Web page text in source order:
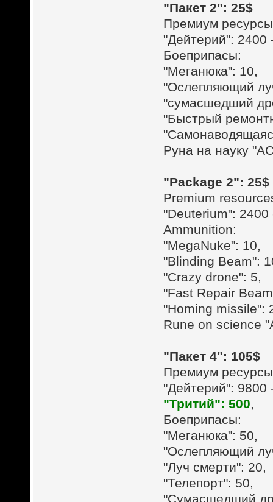
"Пакет 2": 25$
Премиум
"Дейтерий": 2400
Боеприпасы:
"Меганюка": 10,
"Ослепляющий
"сумасшедший
"Быстрый
Руна на науку
"Package 2": 25$
Premium
"Deuterium":
Ammunition:
"MegaNuke": 10,
"Blinding Beam":
"Crazy drone": 5,
"Fast Repair
"Homing missile":
Rune on science
"Пакет 4": 105$
Премиум
"Дейтерий": 9800
"Тритий": 500,
Боеприпасы:
"Меганюка": 50,
"Ослепляющий
"Луч смерти": 20,
"Телепорт": 50,
"Сумасшедший